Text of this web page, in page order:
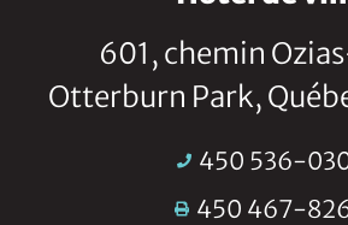
601, chemin
Otterburn Park,
450 536-
450 467-